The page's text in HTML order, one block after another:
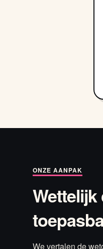
ONZE AANPAK
We vertalen de